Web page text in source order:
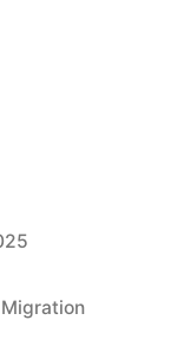
Migration